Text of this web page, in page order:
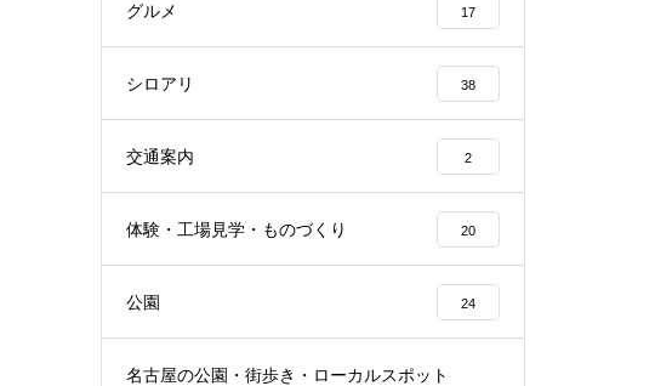
グルメ 17
シロアリ 38
交通案内 2
体験・工場見学・ものづくり 20
公園 24
名古屋の公園・街歩き・ローカルスポット